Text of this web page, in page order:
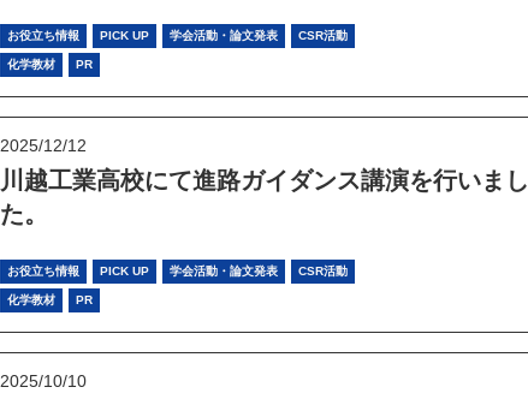
お役立ち情報 PICK UP 学会活動・論文発表 CSR活動
化学教材 PR
2025/12/12
川越工業高校にて進路ガイダンス講演を行いまし
た。
お役立ち情報 PICK UP 学会活動・論文発表 CSR活動
化学教材 PR
2025/10/10